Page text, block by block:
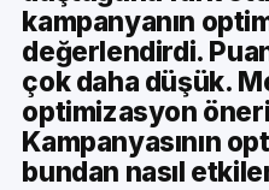
kampanyanın
değerlendirdi.
çok daha düşük.
optimizasyon
Kampanyasının
bundan nasıl